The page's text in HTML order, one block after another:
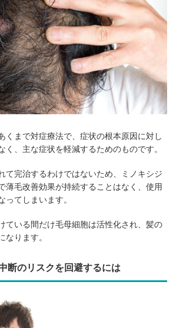
くまで対症療法で、症状の根本原因に対し
く、主な症状を軽減するためのものです。
て完治するわけではないため、ミノキシジ
薄毛改善効果が持続することはなく、使用
ってしまいます。
ている間だけ毛母細胞は活性化され、髪の
なります。
断のリスクを回避するには